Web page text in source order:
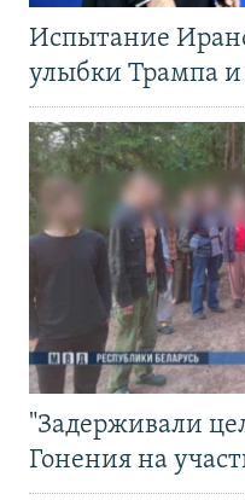
Испытание
улыбки Трампа
"Задерживали
Гонения на